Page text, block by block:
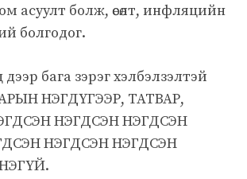
асуулт болж, өсөлт, инфляцийн
болгодог.
бага зэрэг хэлбэлзэлтэй
НЭГДҮГЭЭР, ТАТВАР,
НЭГДСЭН НЭГДСЭН
НЭГДСЭН НЭГДСЭН